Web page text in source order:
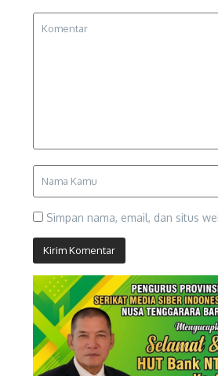
Simpan nama, email, dan situs